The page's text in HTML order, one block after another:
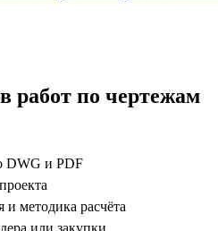
работ по чертежам
DWG и PDF
методика расчёта
или закупки